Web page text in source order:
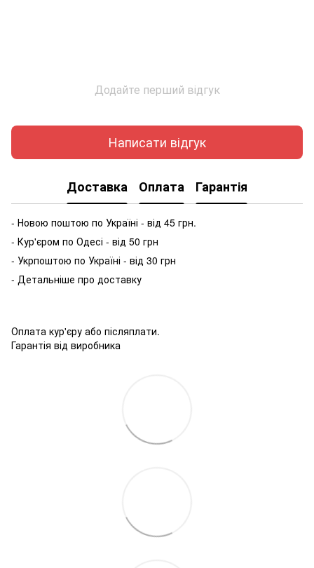
Додайте перший відгук
Написати відгук
Доставка Оплата Гарантія
- Новою поштою по Україні - від 45 грн.
- Кур'єром по Одесі - від 50 грн
- Укрпоштою по Україні - від 30 грн
- Детальніше про доставку
Оплата кур'єру або післяплати.
Гарантія від виробника